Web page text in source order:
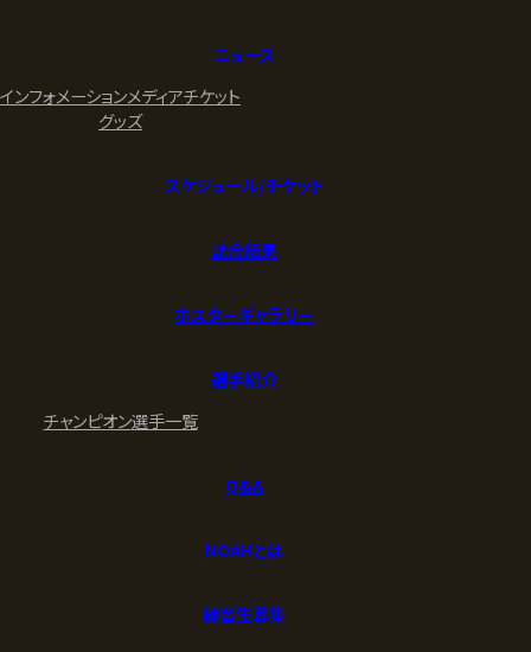
ニュース
インフォメーションメディアチケット
グッズ
スケジュール/チケット
試合結果
ポスターギャラリー
選手紹介
チャンピオン選手一覧
Q&A
NOAHとは
練習生募集